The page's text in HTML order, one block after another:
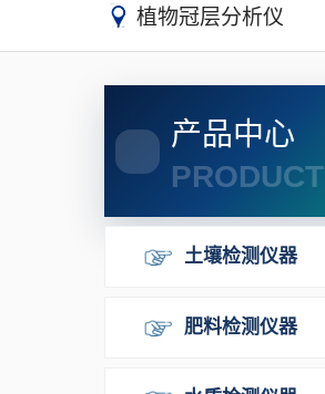
植物冠层分析仪
产品中心
PRODUCT
土壤检测仪器
肥料检测仪器